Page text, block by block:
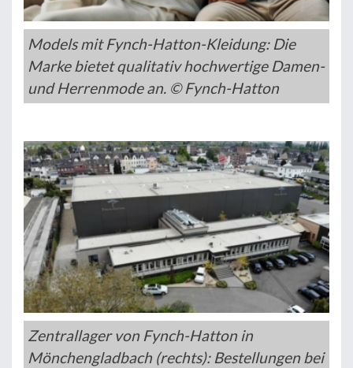
Models mit Fynch-Hatton-Kleidung: Die
Marke bietet qualitativ hochwertige Damen-
und Herrenmode an. © Fynch-Hatton
Zentrallager von Fynch-Hatton in
Mönchengladbach (rechts): Bestellungen bei